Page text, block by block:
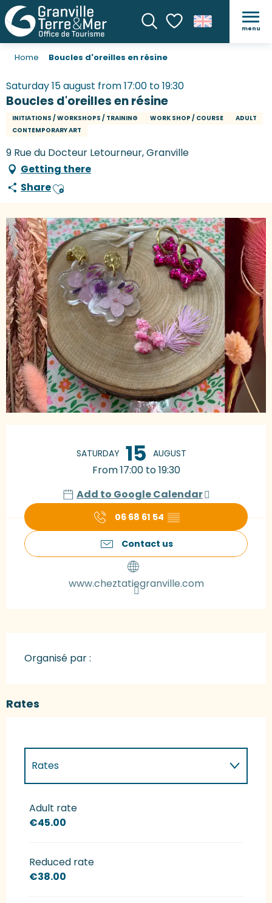
SearchVoir les favoris
menu
Home Boucles d'oreilles en résine
Saturday 15 august from 17:00 to 19:30
Boucles d'oreilles en résine
INITIATIONS / WORKSHOPS / TRAINING WORK SHOP / COURSE
ADULT
CONTEMPORARY ART
9 Rue du Docteur Letourneur, Granville
Getting there
ShareAjouter aux favoris
SATURDAY 15 AUGUST
From 17:00 to 19:30
Add to Google Calendar
06 68 61 54 ▒▒
Contact us
www.cheztatiegranville.com
Organisé par :
Rates
Rates
Rates 2027
Adult rate
€45.00
Reduced rate
€38.00